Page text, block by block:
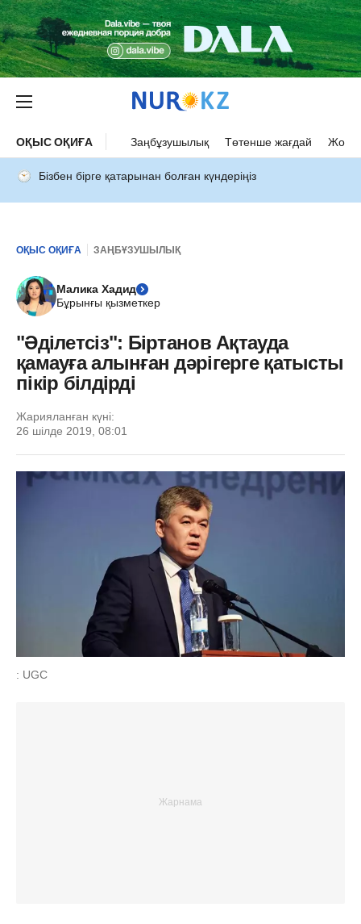
ОҚЫС ОҚИҒА Заңбұзушылық Төтенше жағдай Жол
Бізбен бірге қатарынан болған күндеріңіз
ОҚЫС ОҚИҒА ЗАҢБҰЗУШЫЛЫҚ
Малика Хадид
Бұрынғы қызметкер
"Әділетсіз": Біртанов Ақтауда
қамауға алынған дәрігерге қатысты
пікір білдірді
Жарияланған күні:
26 шілде 2019, 08:01
: UGC